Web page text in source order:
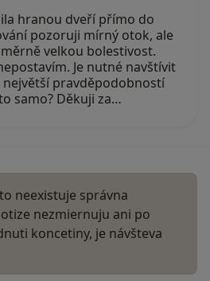
hranou dveří přímo do
pozoruji mírný otok, ale
velkou bolestivost.
Je nutné navštívit
největší pravděpodobností
samo? Děkuji za…
neexistuje správna
nezmiernuju ani po
koncetiny, je návšteva